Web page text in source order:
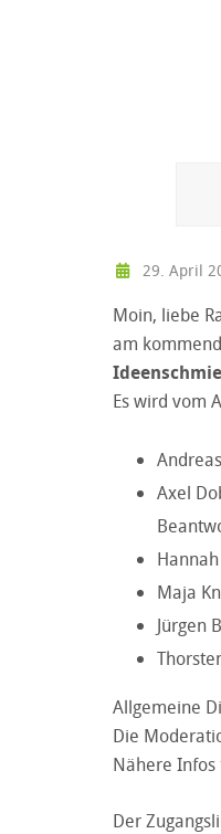
29. April
Moin, liebe
am
Es wird vom
Axel
Maja
Jürgen
Allgemeine
Die
Nähere
Der